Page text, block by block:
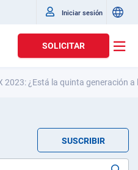
Iniciar sesión
SOLICITAR
2023: ¿Está la quinta generación
SUSCRIBIR